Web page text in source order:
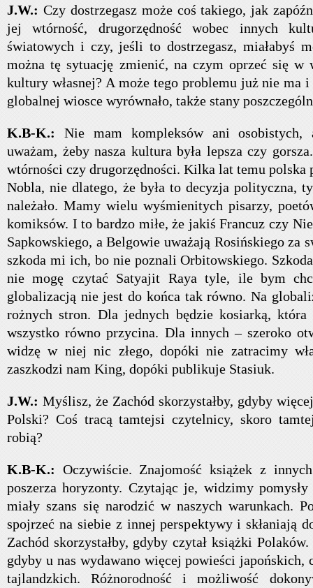
J.W.: Czy dostrzegasz może coś takiego, jak
jej wtórność, drugorzędność wobec innych
światowych i czy, jeśli to dostrzegasz, miałabyś
można tę sytuację zmienić, na czym oprzeć się w
kultury własnej? A może tego problemu już nie ma
globalnej wiosce wyrównało, także stany
K.B-K.: Nie mam kompleksów ani osobistych,
uważam, żeby nasza kultura była lepsza czy
wtórności czy drugorzędności. Kilka lat temu polska
Nobla, nie dlatego, że była to decyzja polityczna,
należało. Mamy wielu wyśmienitych pisarzy,
komiksów. I to bardzo miłe, że jakiś Francuz czy
Sapkowskiego, a Belgowie uważają Rosińskiego za
szkoda mi ich, bo nie poznali Orbitowskiego.
nie mogę czytać Satyajit Raya tyle, ile bym
globalizacją nie jest do końca tak równo. Na
rożnych stron. Dla jednych będzie kosiarką,
wszystko równo przycina. Dla innych – szeroko
widzę w niej nic złego, dopóki nie zatracimy
zaszkodzi nam King, dopóki publikuje Stasiuk.
J.W.: Myślisz, że Zachód skorzystałby, gdyby
Polski? Coś tracą tamtejsi czytelnicy, skoro
robią?
K.B-K.: Oczywiście. Znajomość książek z
poszerza horyzonty. Czytając je, widzimy
miały szans się narodzić w naszych warunkach.
spojrzeć na siebie z innej perspektywy i skłaniają
Zachód skorzystałby, gdyby czytał książki
gdyby u nas wydawano więcej powieści japońskich,
tajlandzkich. Różnorodność i możliwość